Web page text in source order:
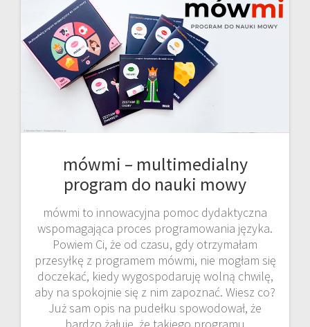
mówmi – multimedialny
program do nauki mowy
mówmi to innowacyjna pomoc dydaktyczna
wspomagająca proces programowania języka.
Powiem Ci, że od czasu, gdy otrzymałam
przesyłkę z programem mówmi, nie mogłam się
doczekać, kiedy wygospodaruję wolną chwilę,
aby na spokojnie się z nim zapoznać. Wiesz co?
Już sam opis na pudełku spowodował, że
bardzo żałuję, że takiego programu